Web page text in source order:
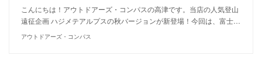
こんにちは！アウトドアーズ・コンパスの高津です。当店の人気登山
遠征企画 ハジメテアルプスの秋バージョンが新登場！今回は、富士…
アウトドアーズ・コンパス